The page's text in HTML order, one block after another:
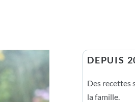
DEPUIS
Des recettes
la famille.